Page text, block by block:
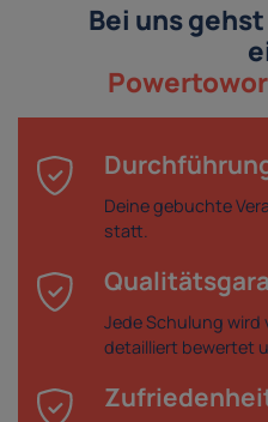
Bei uns
Deine gebuchte
statt.
Jede Schulung wird
detailliert bewertet